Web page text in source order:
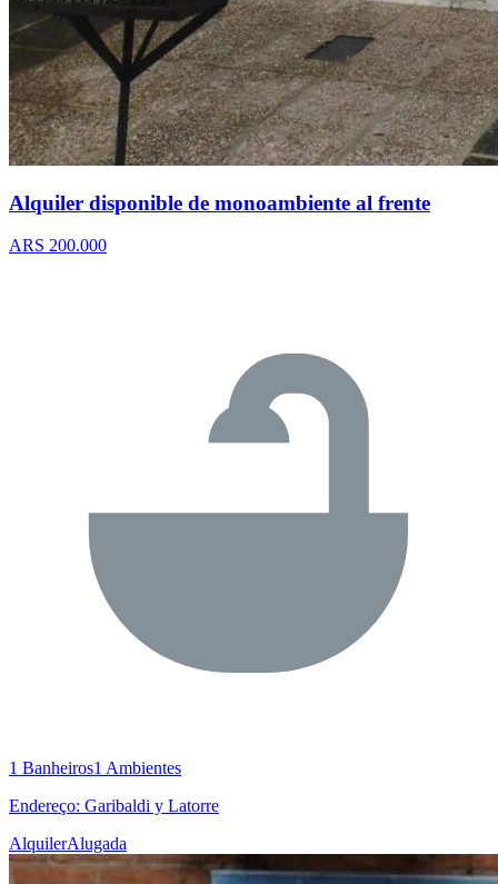
Alquiler disponible de monoambiente al frente
ARS 200.000
1 Banheiros1 Ambientes
Endereço: Garibaldi y Latorre
AlquilerAlugada